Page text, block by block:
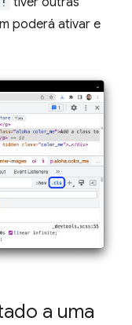
poderá ativar e
a uma